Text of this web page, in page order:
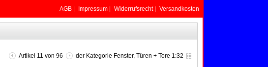
AGB Impressum Widerrufsrecht| Versandkosten
Artikel 11 von 96 der Kategorie Fenster, Türen + Tore 1:32